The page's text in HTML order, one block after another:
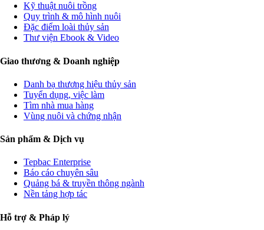
Kỹ thuật nuôi trồng
Quy trình & mô hình nuôi
Đặc điểm loài thủy sản
Thư viện Ebook & Video
Giao thương & Doanh nghiệp
Danh bạ thương hiệu thủy sản
Tuyển dụng, việc làm
Tìm nhà mua hàng
Vùng nuôi và chứng nhận
Sản phẩm & Dịch vụ
Tepbac Enterprise
Báo cáo chuyên sâu
Quảng bá & truyền thông ngành
Nền tảng hợp tác
Hỗ trợ & Pháp lý